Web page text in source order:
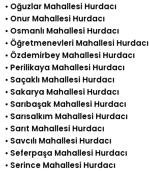
• Oğuzlar Mahallesi Hurdacı
• Onur Mahallesi Hurdacı
• Osmanlı Mahallesi Hurdacı
• Öğretmenevleri Mahallesi Hurdacı
• Özdemirbey Mahallesi Hurdacı
• Perilikaya Mahallesi Hurdacı
• Saçaklı Mahallesi Hurdacı
• Sakarya Mahallesi Hurdacı
• Sarıbaşak Mahallesi Hurdacı
• Sarısalkım Mahallesi Hurdacı
• Sarıt Mahallesi Hurdacı
• Savcılı Mahallesi Hurdacı
• Seferpaşa Mahallesi Hurdacı
• Serince Mahallesi Hurdacı